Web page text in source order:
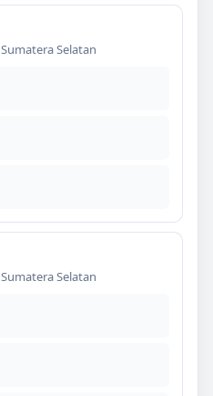
Sumatera Selatan
Sumatera Selatan